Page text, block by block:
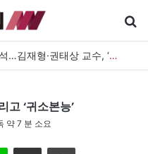
공인 명예훼손 판결 첫 실증분석…김재형·권태상 교수, ‘공인 보도준칙’ 제안도
고 ‘귀소본능’
약 7 분 소요
이메일